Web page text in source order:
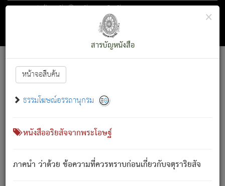
ตอน 1 ว่าด้วย สัตว์โลกกับจตุราริยสัจ
สารบัญ×
สารบัญหนังสือ
หน้าจอสืบค้น
ธรรมโฆษณ์อรรถานุกรม
หนังสืออริยสัจจากพระโอษฐ์
ภาคนำ ว่าด้วย ข้อความที่ควรทราบก่อนเกี่ยวกับจตุราริยสัจ
Font :15 ]||
สัตว์โลกนี้ เกิดความเดือดร้อนแล้ว มีผัสสะบังหน้า
เขาสำคัญสิ่งใด โดยความเป็นประการใด แต่สิ่งนั้นย่อมเป็น
(ตามที่เป็นจริง) โดยประการอื่นจากที่เขาสำคัญนั้น
สัตว์โลกติดข้องอยู่ในภพ ถูกภพบังหน้าแล้ว มีภพโดยความ
เป็นอย่างอื่น (จากที่มันเป็นอยู่จริง) จึงได้เพลิดเพลินยิ่งนักในภพ